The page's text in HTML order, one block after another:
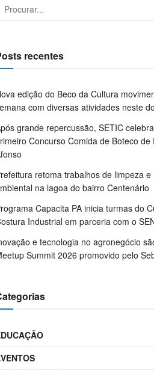
recentes
edição do Beco da Cultura
com diversas atividades neste
grande repercussão, SETIC
Concurso Comida de Boteco de
retoma trabalhos de limpeza e
na lagoa do bairro Centenário
Capacita PA inicia turmas do
Industrial em parceria com o
e tecnologia no agronegócio
Summit 2026 promovido pelo